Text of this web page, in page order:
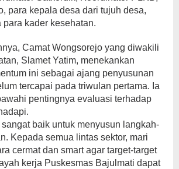
para kepala desa dari tujuh desa,
para kader kesehatan.
Camat Wongsorejo yang diwakili
Slamet Yatim, menekankan
ini sebagai ajang penyusunan
tercapai pada triwulan pertama. Ia
pentingnya evaluasi terhadap
baik untuk menyusun langkah-
Kepada semua lintas sektor, mari
cermat dan smart agar target-target
kerja Puskesmas Bajulmati dapat